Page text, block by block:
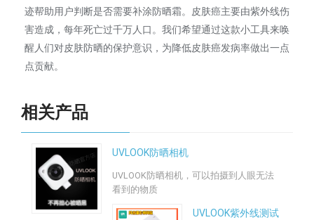
迹帮助用户判断是否需要补涂防晒霜。皮肤癌主要由紫外线伤
害造成，每年死亡过千万人口。我们希望通过这款小工具来唤
醒人们对皮肤防晒的保护意识，为降低皮肤癌发病率做出一点
点贡献。
相关产品
UVLOOK防晒相机
UVLOOK防晒相机，可以拍摄到人眼无法
看到的物质
UVLOOK紫外线测试